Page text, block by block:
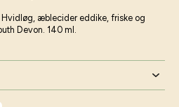
Hvidløg, æblecider eddike, friske og
Devon. 140 ml.